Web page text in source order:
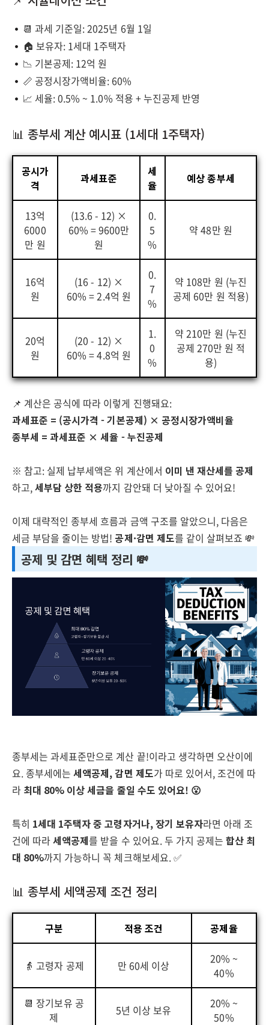
📆 과세 기준일: 2025년 6월 1일
🏠 보유자: 1세대 1주택자
📉 기본공제: 12억 원
📏 공정시장가액비율: 60%
📈 세율: 0.5% ~ 1.0% 적용 + 누진공제 반영
📊 종부세 계산 예시표 (1세대 1주택자)
공시가
격
과세표준
세
율
예상 종부세
13억
6000
만 원
(13.6 - 12) ×
60% = 9600만
원
0.
5
%
약 48만 원
16억
원
(16 - 12) ×
60% = 2.4억 원
0.
7
%
약 108만 원 (누진
공제 60만 원 적용)
20억
원
(20 - 12) ×
60% = 4.8억 원
1.
0
%
약 210만 원 (누진
공제 270만 원 적
용)
📌 계산은 공식에 따라 이렇게 진행돼요:
과세표준 = (공시가격 - 기본공제) × 공정시장가액비율
종부세 = 과세표준 × 세율 - 누진공제
※ 참고: 실제 납부세액은 위 계산에서 이미 낸 재산세를 공제
하고,세부담 상한 적용까지 감안돼 더 낮아질 수 있어요!
이제 대략적인 종부세 흐름과 금액 구조를 알았으니, 다음은
세금 부담을 줄이는 방법! 공제·감면 제도를 같이 살펴보죠 💸
공제 및 감면 혜택 정리 💸
종부세는 과세표준만으로 계산 끝!이라고 생각하면 오산이에
요. 종부세에는세액공제, 감면 제도가 따로 있어서, 조건에 따
라 최대 80% 이상 세금을 줄일 수도 있어요! 😮
특히 1세대 1주택자 중 고령자거나, 장기 보유자라면 아래 조
건에 따라세액공제를 받을 수 있어요. 두 가지 공제는합산 최
대 80%까지 가능하니 꼭 체크해보세요. ✅
📊 종부세 세액공제 조건 정리
구분 적용 조건 공제율
👵 고령자 공제 만 60세 이상
20% ~
40%
📆 장기보유 공
제
5년 이상 보유
20% ~
50%